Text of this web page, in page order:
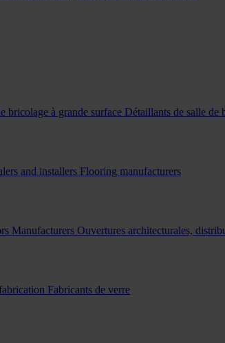
bricolage à grande surface Détaillants de salle de
and installers Flooring manufacturers
Manufacturers Ouvertures architecturales,
Fabricants de verre